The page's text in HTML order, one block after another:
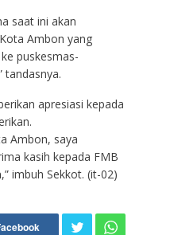
saat ini akan
Ambon yang
puskesmas-
tandasnya.
apresiasi kepada
Ambon, saya
kasih kepada FMB
imbuh Sekkot. (it-02)